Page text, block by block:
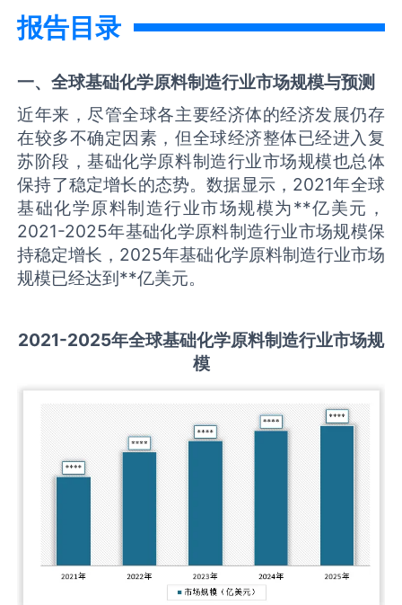
报告目录
一、全球基础化学原料制造行业市场规模与预测
近年来，尽管全球各主要经济体的经济发展仍存
在较多不确定因素，但全球经济整体已经进入复
苏阶段，基础化学原料制造行业市场规模也总体
保持了稳定增长的态势。数据显示，2021年全球
基础化学原料制造行业市场规模为**亿美元，
2021-2025年基础化学原料制造行业市场规模保
持稳定增长，2025年基础化学原料制造行业市场
规模已经达到**亿美元。
2021-2025年全球基础化学原料制造行业市场规
模